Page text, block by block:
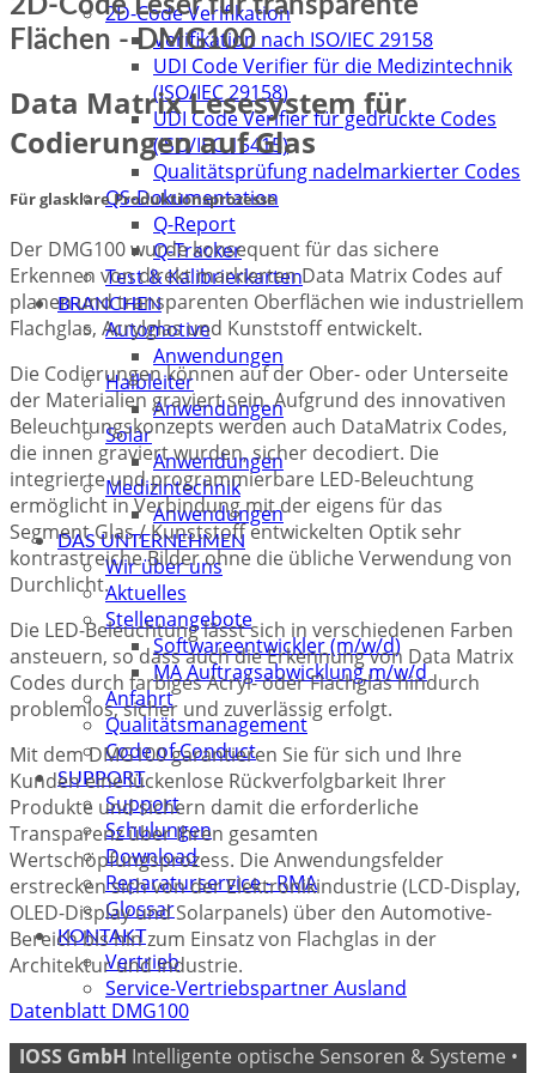
2D-Code Verifikation
Verifikation nach ISO/IEC 29158
UDI Code Verifier für die Medizintechnik
(ISO/IEC 29158)
UDI Code Verifier für gedruckte Codes
(ISO/IEC 15415)
Qualitätsprüfung nadelmarkierter Codes
QS-Dokumentation
Q-Report
Q-Tracker
Test & Kalibrierkarten
BRANCHEN
Automotive
Anwendungen
Halbleiter
Anwendungen
Solar
Anwendungen
Medizintechnik
Anwendungen
DAS UNTERNEHMEN
Wir über uns
Aktuelles
Stellenangebote
Softwareentwickler (m/w/d)
MA Auftragsabwicklung m/w/d
Anfahrt
Qualitätsmanagement
Code of Conduct
SUPPORT
Support
Schulungen
Download
Reparaturservice - RMA
Glossar
KONTAKT
Vertrieb
Service-Vertriebspartner Ausland
2D-Code Leser für transparente
Flächen - DMG100
Data Matrix Lesesystem für
Codierungen auf Glas
Für glasklare Produktionsprozesse
Der DMG100 wurde konsequent für das sichere
Erkennen von direkt markierten Data Matrix Codes auf
planen und transparenten Oberflächen wie industriellem
Flachglas, Acrylglas und Kunststoff entwickelt.
Die Codierungen können auf der Ober- oder Unterseite
der Materialien graviert sein. Aufgrund des innovativen
Beleuchtungskonzepts werden auch DataMatrix Codes,
die innen graviert wurden, sicher decodiert. Die
integrierte und programmierbare LED-Beleuchtung
ermöglicht in Verbindung mit der eigens für das
Segment Glas / Kunststoff entwickelten Optik sehr
kontrastreiche Bilder ohne die übliche Verwendung von
Durchlicht.
Die LED-Beleuchtung lässt sich in verschiedenen Farben
ansteuern, so dass auch die Erkennung von Data Matrix
Codes durch farbiges Acryl- oder Flachglas hindurch
problemlos, sicher und zuverlässig erfolgt.
Mit dem DMG100 garantieren Sie für sich und Ihre
Kunden eine lückenlose Rückverfolgbarkeit Ihrer
Produkte und sichern damit die erforderliche
Transparenz über Ihren gesamten
Wertschöpfungsprozess. Die Anwendungsfelder
erstrecken sich von der Elektronikindustrie (LCD-Display,
OLED-Display und Solarpanels) über den Automotive-
Bereich bis hin zum Einsatz von Flachglas in der
Architektur und Industrie.
Datenblatt DMG100
IOSS GmbH Intelligente optische Sensoren & Systeme •